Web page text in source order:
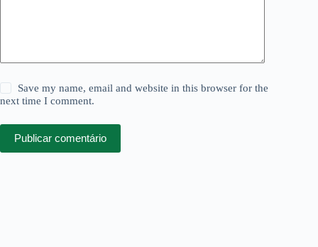
Save my name, email and website in this browser for the
next time I comment.
Publicar comentário